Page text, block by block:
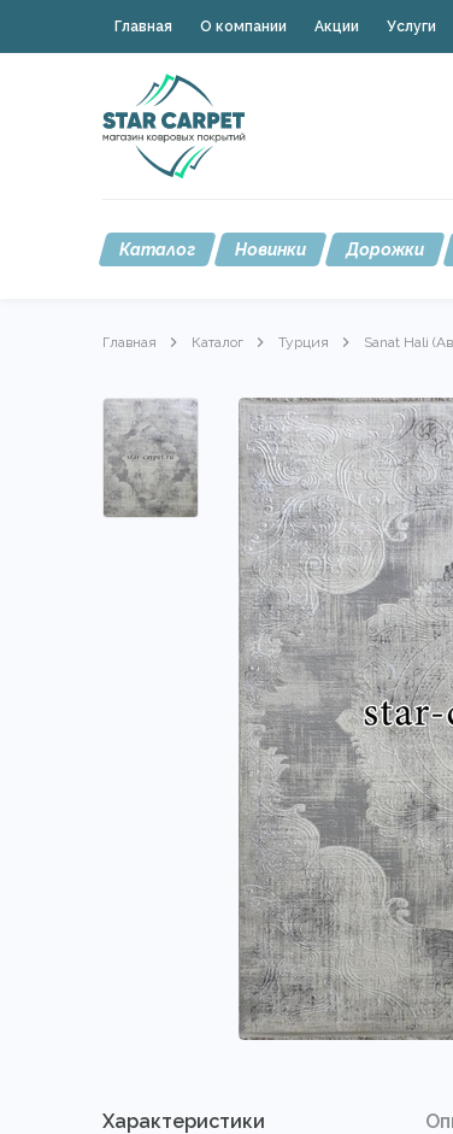
Главная О компании Акции Услуги
Каталог Новинки Дорожки
Главная Каталог Турция Sanat Hali
Характеристики